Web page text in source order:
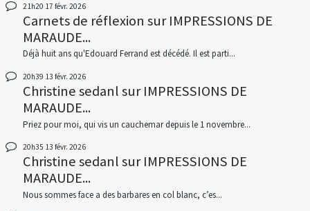
21h20 17 févr. 2026
Carnets de réflexion surIMPRESSIONS DE
MARAUDE...
Déjà huit ans qu'Edouard Ferrand est décédé. Il est parti...
20h39 13 févr. 2026
Christine sedanlsurIMPRESSIONS DE
MARAUDE...
Priez pour moi, qui vis un cauchemar depuis le 1 novembre...
20h35 13 févr. 2026
Christine sedanlsurIMPRESSIONS DE
MARAUDE...
Nous sommes face a des barbares en col blanc, c’es...